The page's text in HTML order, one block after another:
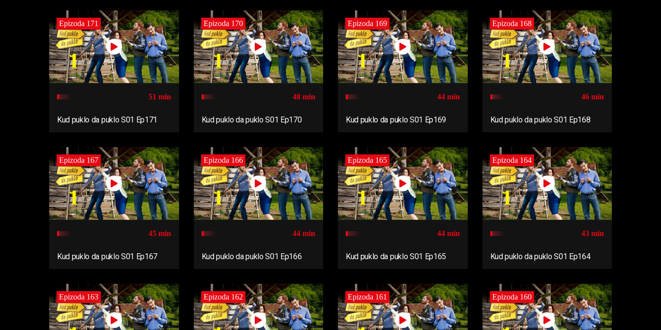
Epizoda 171
51 min
Kud puklo da puklo S01 Ep171
Epizoda 170
48 min
Kud puklo da puklo S01 Ep170
Epizoda 169
44 min
Kud puklo da puklo S01 Ep169
Epizoda 168
46 min
Kud puklo da puklo S01 Ep168
Epizoda 167
45 min
Kud puklo da puklo S01 Ep167
Epizoda 166
44 min
Kud puklo da puklo S01 Ep166
Epizoda 165
44 min
Kud puklo da puklo S01 Ep165
Epizoda 164
43 min
Kud puklo da puklo S01 Ep164
Epizoda 163 Epizoda 162 Epizoda 161 Epizoda 160